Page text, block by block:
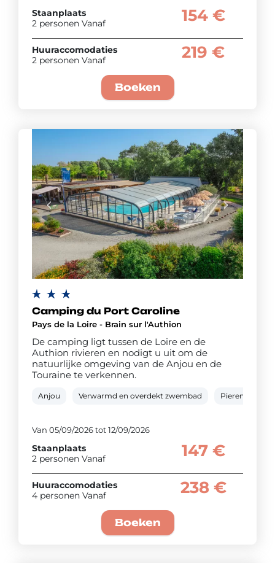
Staanplaats
2 personen Vanaf
154 €
Huuraccomodaties
2 personen Vanaf
219 €
Boeken
Camping du Port Caroline
Pays de la Loire - Brain sur l'Authion
De camping ligt tussen de Loire en de
Authion rivieren en nodigt u uit om de
natuurlijke omgeving van de Anjou en de
Touraine te verkennen.
Anjou Verwarmd en overdekt zwembad Pierenbad
Van 05/09/2026 tot 12/09/2026
Staanplaats
2 personen Vanaf
147 €
Huuraccomodaties
4 personen Vanaf
238 €
Boeken